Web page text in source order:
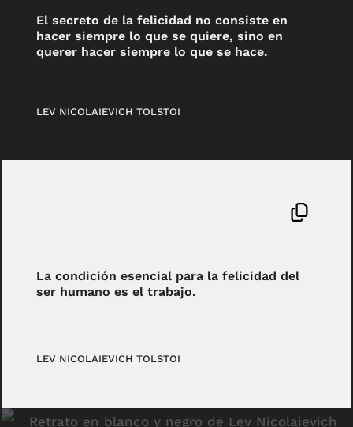
El secreto de la felicidad no consiste en
hacer siempre lo que se quiere, sino en
querer hacer siempre lo que se hace.
LEV NICOLAIEVICH TOLSTOI
La condición esencial para la felicidad del
ser humano es el trabajo.
LEV NICOLAIEVICH TOLSTOI